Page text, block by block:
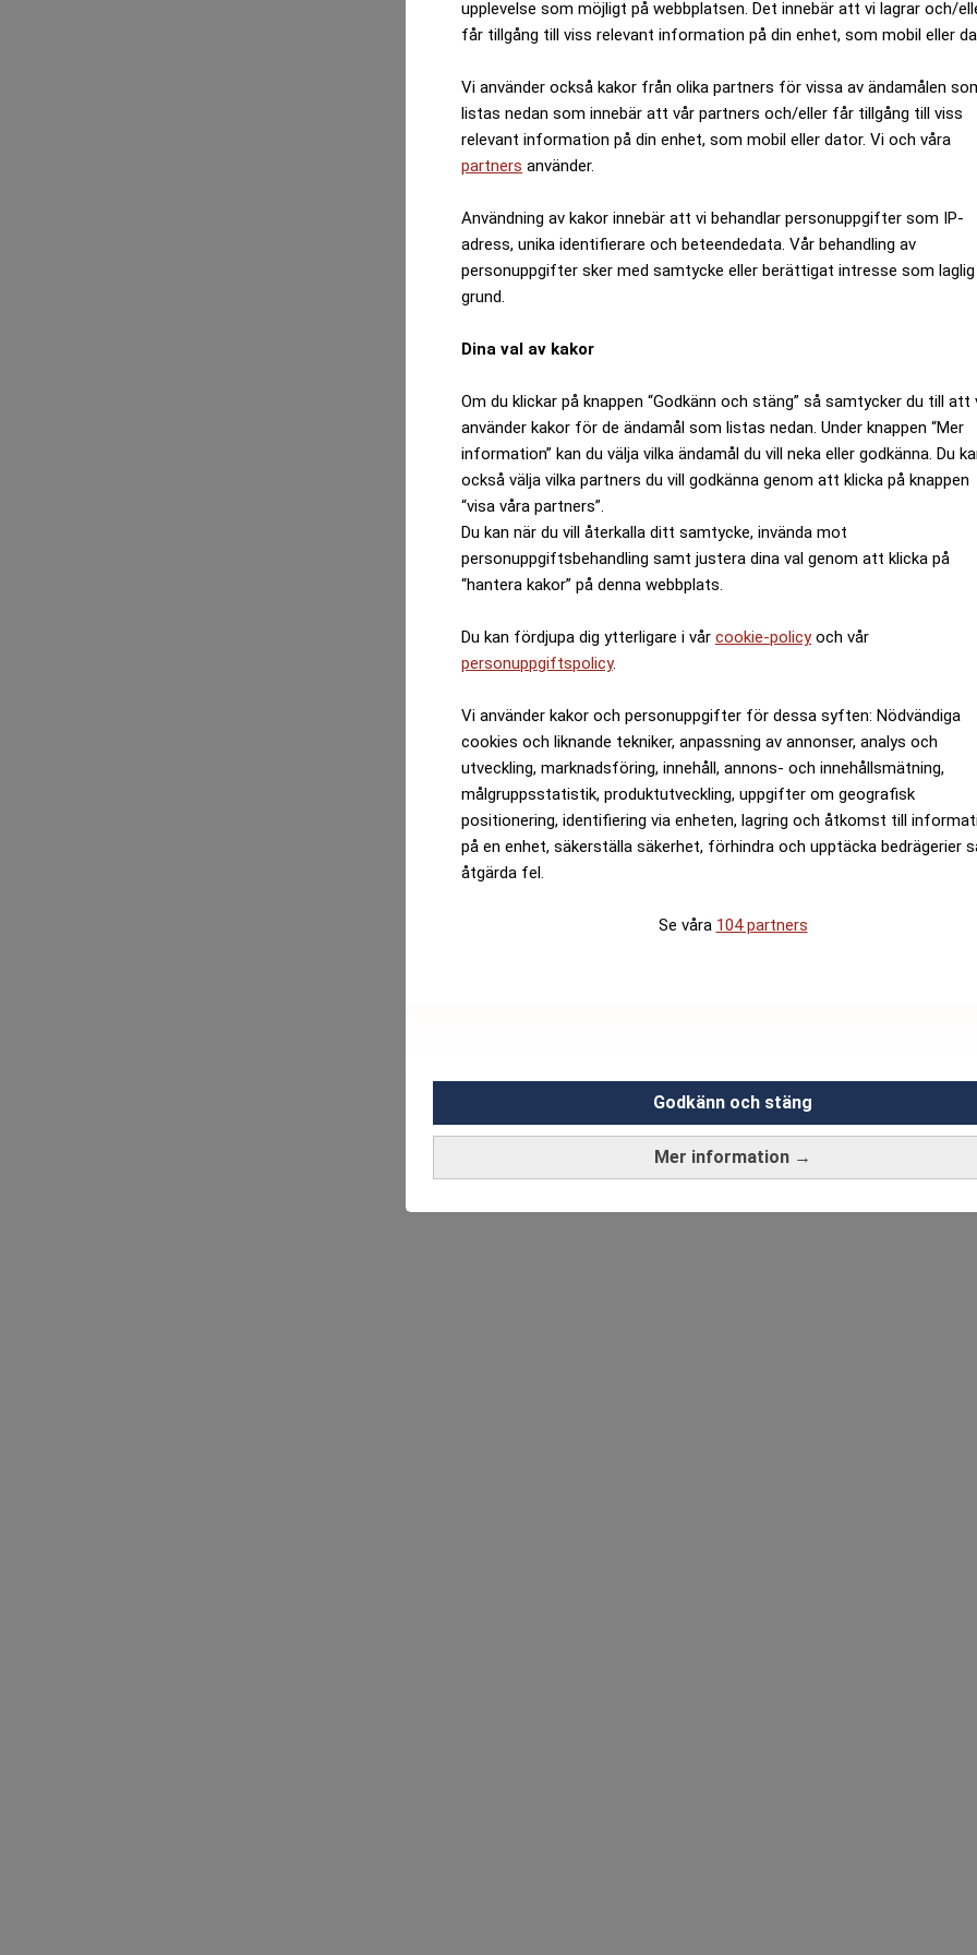
upplevelse som möjligt på webbplatsen. Det innebär att vi lagrar och/
får tillgång till viss relevant information på din enhet, som mobil eller
Vi använder också kakor från olika partners för vissa av ändamålen
listas nedan som innebär att vår partners och/eller får tillgång till viss
relevant information på din enhet, som mobil eller dator. Vi och våra
partners använder.
Användning av kakor innebär att vi behandlar personuppgifter som IP-
adress, unika identifierare och beteendedata. Vår behandling av
personuppgifter sker med samtycke eller berättigat intresse som laglig
grund.
Dina val av kakor
Om du klickar på knappen “Godkänn och stäng” så samtycker du till att
använder kakor för de ändamål som listas nedan. Under knappen “Mer
information” kan du välja vilka ändamål du vill neka eller godkänna. Du
också välja vilka partners du vill godkänna genom att klicka på knappen
“visa våra partners”.
Du kan när du vill återkalla ditt samtycke, invända mot
personuppgiftsbehandling samt justera dina val genom att klicka på
“hantera kakor” på denna webbplats.
Du kan fördjupa dig ytterligare i vår cookie-policyoch vår
personuppgiftspolicy.
Vi använder kakor och personuppgifter för dessa syften: Nödvändiga
cookies och liknande tekniker, anpassning av annonser, analys och
utveckling, marknadsföring, innehåll, annons- och innehållsmätning,
målgruppsstatistik, produktutveckling, uppgifter om geografisk
positionering, identifiering via enheten, lagring och åtkomst till
på en enhet, säkerställa säkerhet, förhindra och upptäcka bedrägerier
åtgärda fel.
Se våra 104 partners
Mer information →
Godkänn och stäng